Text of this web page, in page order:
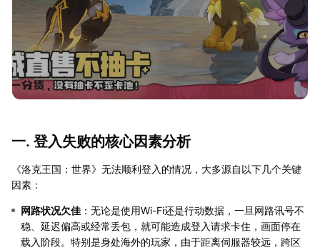
一. 登入失败的核心因素分析
《洛克王国：世界》无法顺利登入的情况，大多源自以下几个关键
因素：
网路状况欠佳 ：无论是使用Wi-Fi还是行动数据，一旦网路讯号不
稳、延迟偏高或经常丢包，就可能造成登入请求卡住，画面停在
载入阶段。特别是身处海外的玩家，由于距离伺服器较远，跨区